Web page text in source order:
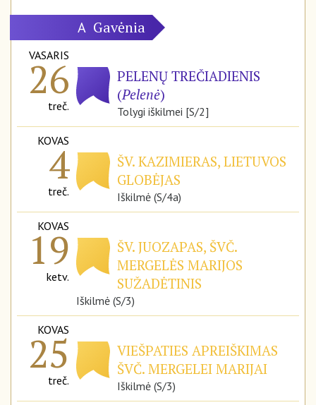
A Gavėnia
VASARIS
26
treč.
PELENŲ TREČIADIENIS
(Pelenė)
Tolygi iškilmei [S/2]
KOVAS
4
treč.
ŠV. KAZIMIERAS, LIETUVOS
GLOBĖJAS
Iškilmė (S/4a)
KOVAS
19
ketv.
ŠV. JUOZAPAS, ŠVČ.
MERGELĖS MARIJOS
SUŽADĖTINIS
Iškilmė (S/3)
KOVAS
25
treč.
VIEŠPATIES APREIŠKIMAS
ŠVČ. MERGELEI MARIJAI
Iškilmė (S/3)